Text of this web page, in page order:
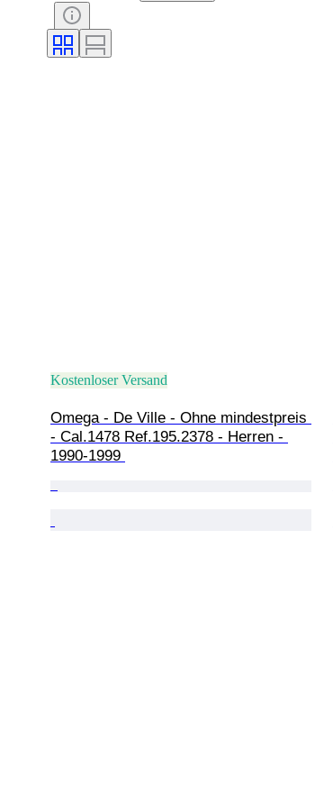
Kostenloser Versand
Omega - De Ville - Ohne mindestpreis
- Cal.1478 Ref.195.2378 - Herren -
1990-1999